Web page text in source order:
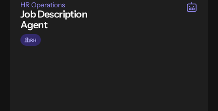
HR Operations
Job Description
Agent
RH